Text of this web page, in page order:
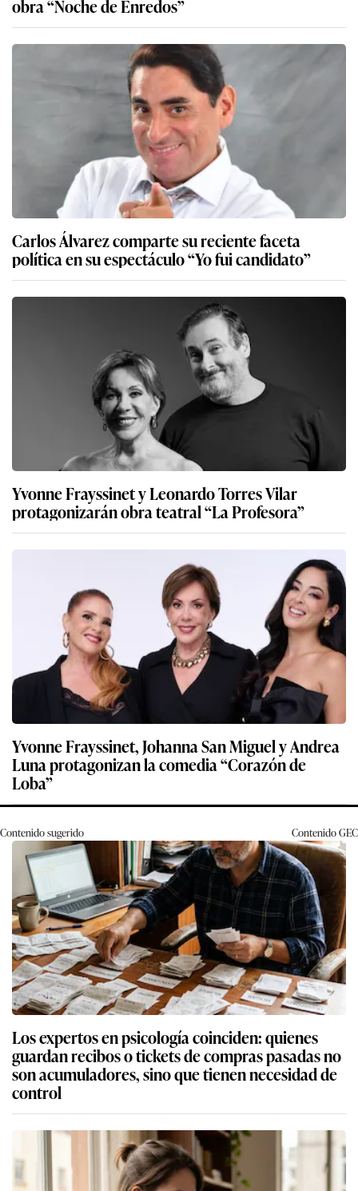
obra “Noche de Enredos”
Carlos Álvarez comparte su reciente faceta
política en su espectáculo “Yo fui candidato”
Yvonne Frayssinet y Leonardo Torres Vilar
protagonizarán obra teatral “La Profesora”
Yvonne Frayssinet, Johanna San Miguel y Andrea
Luna protagonizan la comedia “Corazón de
Loba”
Contenido sugerido ContenidoGEC
Los expertos en psicología coinciden: quienes
guardan recibos o tickets de compras pasadas no
son acumuladores, sino que tienen necesidad de
control